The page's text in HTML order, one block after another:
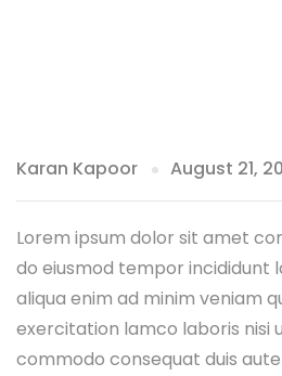
Karan Kapoor August 21,
Lorem ipsum dolor sit amet
do eiusmod tempor incididunt
aliqua enim ad minim veniam
exercitation lamco laboris nisi
commodo consequat duis